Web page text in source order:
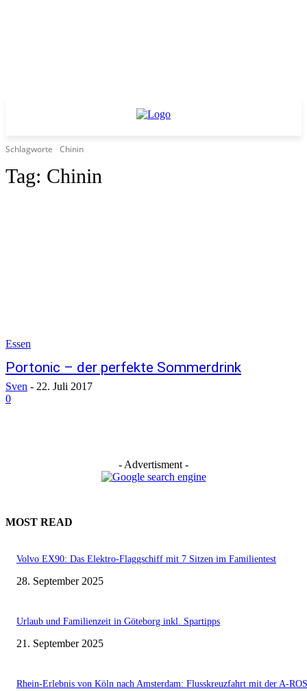
Schlagworte Chinin
Tag: Chinin
Essen
Portonic – der perfekte Sommerdrink
Sven - 22. Juli 2017
0
- Advertisment -
MOST READ
Volvo EX90: Das Elektro-Flaggschiff mit 7 Sitzen im Familientest
28. September 2025
Urlaub und Familienzeit in Göteborg inkl. Spartipps
21. September 2025
Rhein-Erlebnis von Köln nach Amsterdam: Flusskreuzfahrt mit der A-